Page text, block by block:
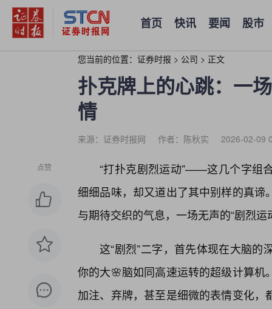
首页 快讯 要闻 股市
您当前的位置： 证券时报 > 公司 > 正文
扑克牌上的心跳：一
情
来源：证券时报网 作者：陈秋实 2026-02-09
点赞
“打扑克剧烈运动”——这几个字组
细细品味，却又道出了其中别样的真
与期待交织的气息，一场无声的“剧烈
这“剧烈”二字，首先体现在大脑
你的大🌸脑如同高速运转的超级计算
加注、弃牌，甚至是细微的表情变化